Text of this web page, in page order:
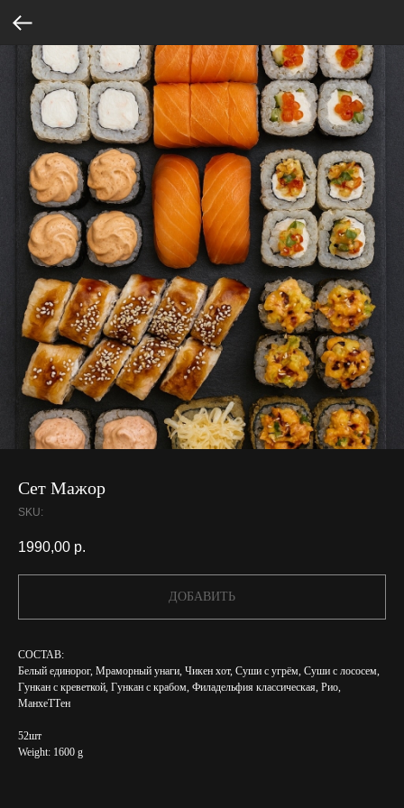
Сет Мажор
SKU:
1990,00 р.
ДОБАВИТЬ
СОСТАВ:
Белый единорог, Мраморный унаги, Чикен хот, Суши с угрём, Суши с лососем,
Гункан с креветкой, Гункан с крабом, Филадельфия классическая, Рио,
МанхеТТен
52шт
Weight: 1600 g